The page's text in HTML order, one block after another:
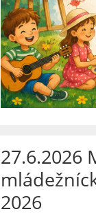
27.6.2026
2026